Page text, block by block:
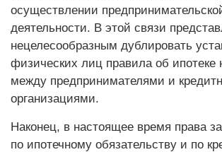
осуществлении
деятельности. В этой связи
нецелесообразным дублировать
физических лиц правила об ипотеке
между предпринимателями и
организациями.
Наконец, в настоящее время права
по ипотечному обязательству и по